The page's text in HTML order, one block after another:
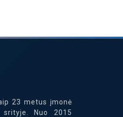
23 metus įmonė
Nuo 2015